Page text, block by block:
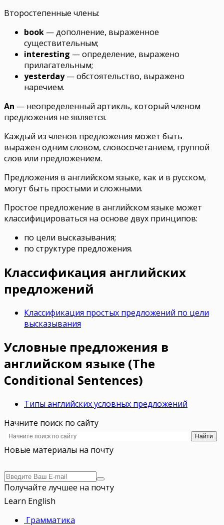
Второстепенные члены:
book — дополнение, выраженное
существительным;
interesting — определение, выражено
прилагательным;
yesterday— обстоятельство, выражено
наречием.
An — неопределенный артикль, который членом
предложения не является.
Каждый из членов предложения может быть
выражен одним словом, словосочетанием, группой
слов или предложением.
Предложения в английском языке, как и в русском,
могут быть простыми и сложными.
Простое предложение в английском языке может
классифицироваться на основе двух принципов:
по цели высказывания;
по структуре предложения.
Классификация английских
предложений
Классификация простых предложений по цели
высказывания
Условные предложения в
английском языке (The
Conditional Sentences)
Типы английских условных предложений
Начните поиск по сайту
Новые материалы на почту
Получайте лучшее на почту
Learn English
Грамматика